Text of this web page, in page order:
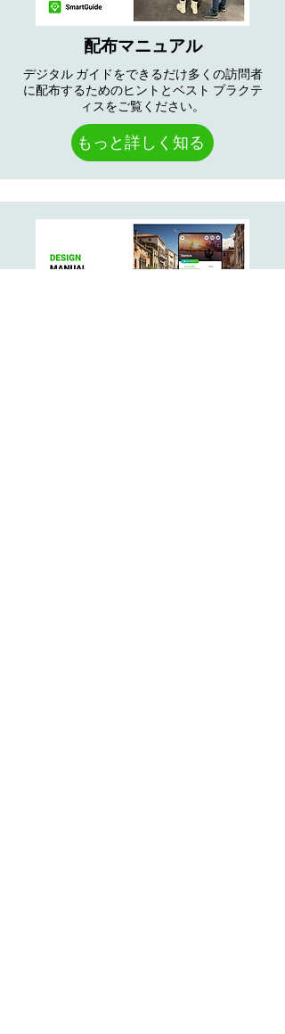
配布マニュアル
デジタル ガイドをできるだけ多くの訪問者
に配布するためのヒントとベスト プラクテ
ィスをご覧ください。
もっと詳しく知る